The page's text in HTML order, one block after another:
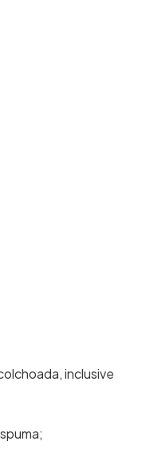
inclusive